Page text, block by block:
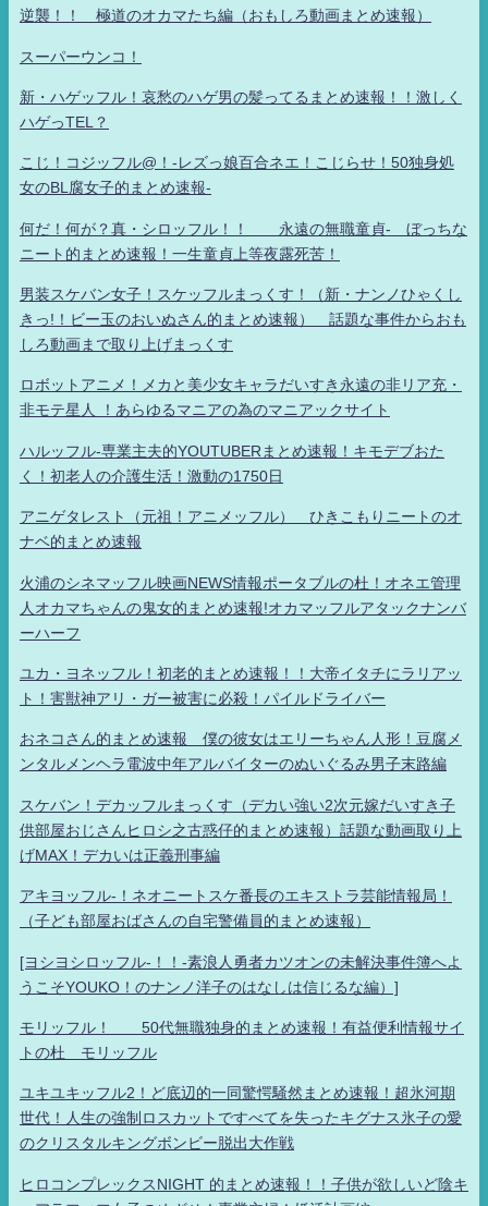
逆襲！！ 極道のオカマたち編（おもしろ動画まとめ速報）
スーパーウンコ！
新・ハゲッフル！哀愁のハゲ男の髪ってるまとめ速報！！激しく
ハゲっTEL？
こじ！コジッフル@！-レズっ娘百合ネエ！こじらせ！50独身処
女のBL腐女子的まとめ速報-
何だ！何が？真・シロッフル！！ 永遠の無職童貞- ぼっちな
ニート的まとめ速報！一生童貞上等夜露死苦！
男装スケバン女子！スケッフルまっくす！（新・ナンノひゃくし
きっ!！ビー玉のおいぬさん的まとめ速報） 話題な事件からおも
しろ動画まで取り上げまっくす
ロボットアニメ！メカと美少女キャラだいすき永遠の非リア充・
非モテ星人 ！あらゆるマニアの為のマニアックサイト
ハルッフル-専業主夫的YOUTUBERまとめ速報！キモデブおた
く！初老人の介護生活！激動の1750日
アニゲタレスト（元祖！アニメッフル） ひきこもりニートのオ
ナベ的まとめ速報
火浦のシネマッフル映画NEWS情報ポータブルの杜！オネエ管理
人オカマちゃんの鬼女的まとめ速報!オカマッフルアタックナンバ
ーハーフ
ユカ・ヨネッフル！初老的まとめ速報！！大帝イタチにラリアッ
ト！害獣神アリ・ガー被害に必殺！パイルドライバー
おネコさん的まとめ速報 僕の彼女はエリーちゃん人形！豆腐メ
ンタルメンヘラ電波中年アルバイターのぬいぐるみ男子末路編
スケバン！デカッフルまっくす（デカい強い2次元嫁だいすき子
供部屋おじさんヒロシ之古惑仔的まとめ速報）話題な動画取り上
げMAX！デカいは正義刑事編
アキヨッフル-！ネオニートスケ番長のエキストラ芸能情報局！
（子ども部屋おばさんの自宅警備員的まとめ速報）
[ヨシヨシロッフル-！！-素浪人勇者カツオンの未解決事件簿へよ
うこそYOUKO！のナンノ洋子のはなしは信じるな編）]
モリッフル！ 50代無職独身的まとめ速報！有益便利情報サイ
トの杜 モリッフル
ユキユキッフル2！ど底辺的一同驚愕騒然まとめ速報！超氷河期
世代！人生の強制ロスカットですべてを失ったキグナス氷子の愛
のクリスタルキングボンビー脱出大作戦
ヒロコンプレックスNIGHT 的まとめ速報！！子供が欲しいど陰キ